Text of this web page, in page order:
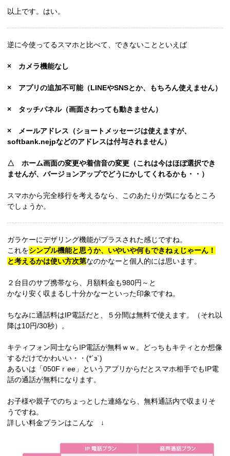
以上です。はい。
逆に今使ってるスマホと比べて、できないことといえば
× カメラ機能なし
× アプリの追加不可能（LINEやSNSとか、もちろん使えません）
× タッチパネル（画面さわっても動きません）
× メールアドレス（ショートメッセージは使えますが、
softbank.nejpなどのアドレスは付与されません）
△ ホーム画面の変更や着信音の変更（これは今はほぼ選択でき
ませんが、バージョンアップでどうにかしてくれるかも・・）
スマホから完全移行を考えるなら、このあたりが気になるところ
でしょうか。
ガラケーにデザリング機能がプラスされた感じですね。
これをシンプル機能と思うか、いやいや何もできねぇじゃーん！
と考えるかは使い方次第なのかなーと個人的には思います。
２台目のサブ携帯なら、月額料金も980円～と
かなり安く収まるし十分かなーといった印象ですね。
ちなみに通話料はIP電話だと、５分間は無料で使えます。（それ以
降は10円/30秒）。
キティフォン同士ならIP電話が無料ｗｗ。どっちもキティとか想像
するだけでかわいい・・(*´з`)
あるいは「050Fｒee」というアプリからだとスマホ相手でもIP電
話の通話が無料になります。
お子様や親子でのちょっとした連絡なら、無料通話内で収まりそ
うですね。
詳しい料金プランはこんな ↓